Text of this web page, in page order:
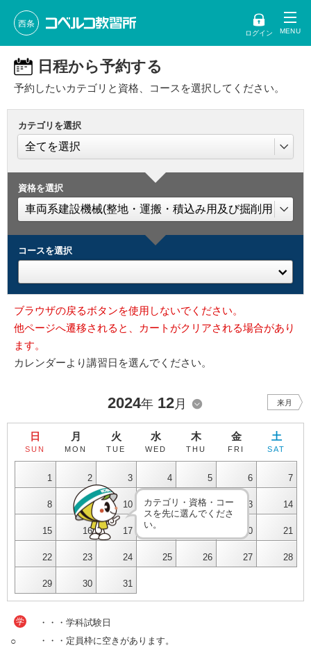
西条
ログイン
日程から予約する
予約したいカテゴリと資格、コースを選択してください。
カテゴリを選択
資格を選択
コースを選択
ブラウザの戻るボタンを使用しないでください。
他ページへ遷移されると、カートがクリアされる場合があり
ます。
カレンダーより講習日を選んでください。
2024年 12月 来月
日
SUN
月
MON
火
TUE
水
WED
木
THU
金
FRI
土
SAT
1 2 3 4 5 6 7
8 9 10 11 12 13 14
15 16 17 20 21
22 23 24 25 26 27 28
29 30 31
カテゴリ・資格・コー
スを先に選んでくださ
い。
学 ・・・学科試験日
○ ・・・定員枠に空きがあります。